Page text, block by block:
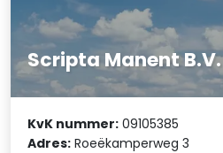
Scripta Manent B.V.
KvK nummer: 09105385
Adres: Roeëkamperweg 3